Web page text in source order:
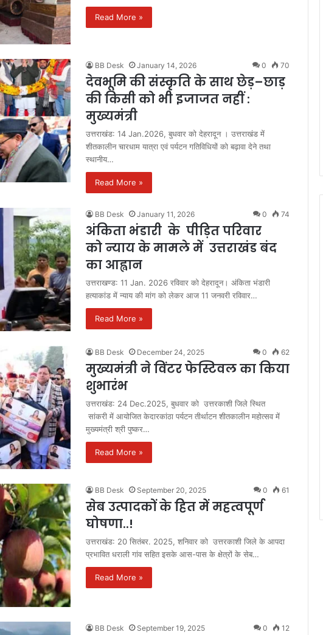
Read More »
BB Desk January 14, 2026 0 70
देवभूमि की संस्कृति के साथ छेड़–छाड़
की किसी को भी इजाजत नहीं :
मुख्यमंत्री
उत्तराखंड: 14 Jan.2026, बुधवार को देहरादून । उत्तराखंड में
शीतकालीन चारधाम यात्रा एवं पर्यटन गतिविधियों को बढ़ावा देने तथा
स्थानीय…
Read More »
BB Desk January 11, 2026 0 74
अंकिता भंडारी के पीड़ित परिवार
को न्याय के मामले में उत्तराखंड बंद
का आह्वान
उत्तराखण्ड: 11 Jan. 2026 रविवार को देहरादून। अंकिता भंडारी
हत्याकांड में न्याय की मांग को लेकर आज 11 जनवरी रविवार…
Read More »
BB Desk December 24, 2025 0 62
मुख्यमंत्री ने विंटर फेस्टिवल का किया
शुभारंभ
उत्तराखंड: 24 Dec.2025, बुधवार को उत्तरकाशी जिले स्थित
सांकरी में आयोजित केदारकांठा पर्यटन तीर्थाटन शीतकालीन महोत्सव में
मुख्यमंत्री श्री पुष्कर…
Read More »
BB Desk September 20, 2025 0 61
सेब उत्पादकों के हित में महत्वपूर्ण
घोषणा..!
उत्तराखंड: 20 सितंबर. 2025, शनिवार को उत्तरकाशी जिले के आपदा
प्रभावित धराली गांव सहित इसके आस-पास के क्षेत्रों के सेब…
Read More »
BB Desk September 19, 2025 0 12